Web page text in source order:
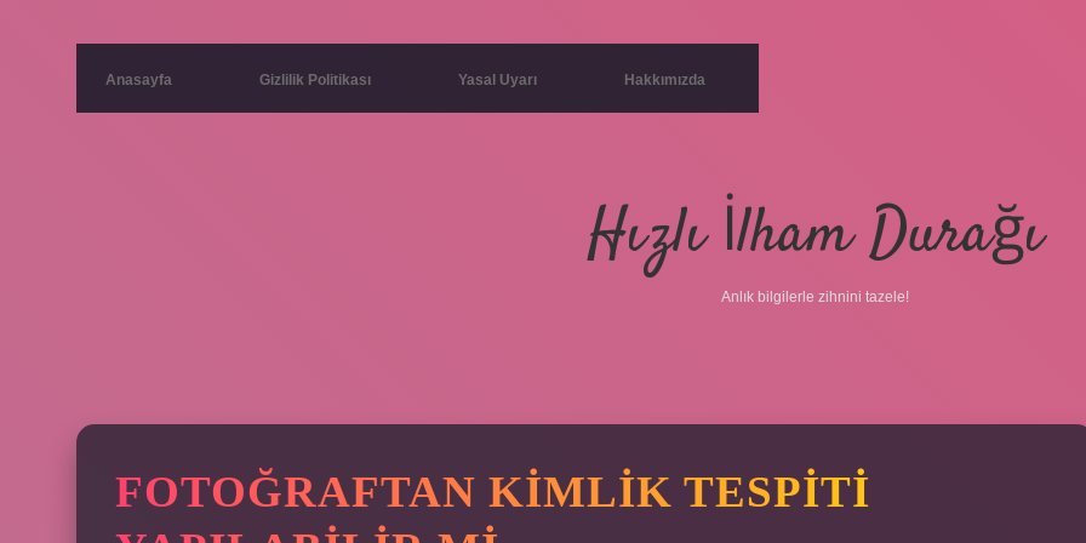
Anasayfa Gizlilik Politikası Yasal Uyarı Hakkımızda
Hızlı İlham Durağı
Anlık bilgilerle zihnini tazele!
FOTOĞRAFTAN KIMLIK TESPITI